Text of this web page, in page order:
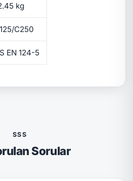
kg
C250
EN 124-5
SSS
Sorular